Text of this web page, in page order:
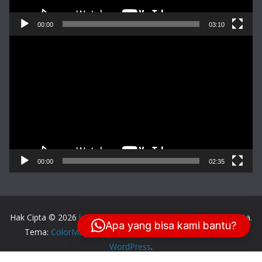
00:00 03:10
00:00 02:35
Hak Cipta © 2026lensa-balikpapan.com. Keseluruhan Hak Cipta.
Tema: ColorMag
oleh ThemeGrill. Dipersembahkan oleh
WordPress.
Apa yang bisa kami bantu?